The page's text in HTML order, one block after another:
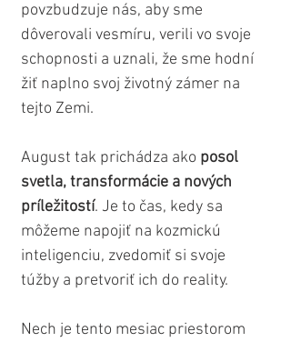
povzbudzuje nás, aby sme
dôverovali vesmíru, verili vo svoje
schopnosti a uznali, že sme hodní
žiť naplno svoj životný zámer na
tejto Zemi.
August tak prichádza ako posol
svetla, transformácie a nových
príležitostí. Je to čas, kedy sa
môžeme napojiť na kozmickú
inteligenciu, zvedomiť si svoje
túžby a pretvoriť ich do reality.
Nech je tento mesiac priestorom